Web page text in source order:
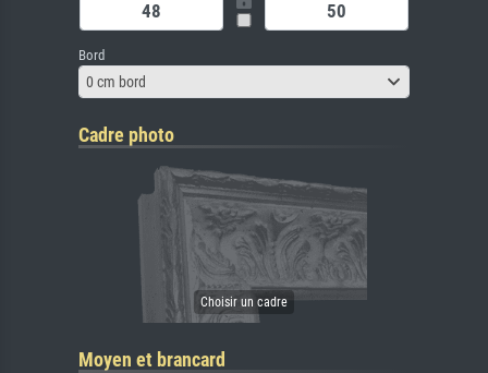
Bord
0 cm bord
Cadre photo
Moyen et brancard